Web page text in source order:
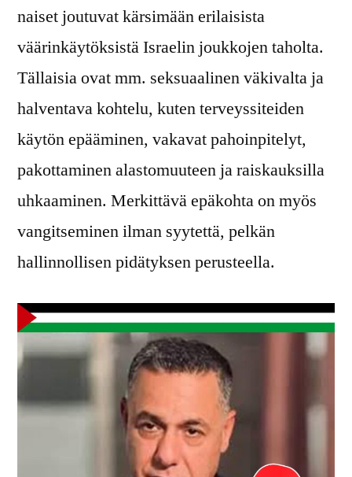
naiset joutuvat kärsimään erilaisista
väärinkäytöksistä Israelin joukkojen taholta.
Tällaisia ovat mm. seksuaalinen väkivalta ja
halventava kohtelu, kuten terveyssiteiden
käytön epääminen, vakavat pahoinpitelyt,
pakottaminen alastomuuteen ja raiskauksilla
uhkaaminen. Merkittävä epäkohta on myös
vangitseminen ilman syytettä, pelkän
hallinnollisen pidätyksen perusteella.